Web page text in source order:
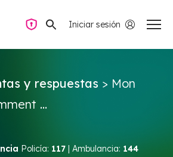
Iniciar sesión
y respuestas > Mon
...
Policía: 117 | Ambulancia: 144